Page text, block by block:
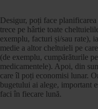
Desigur, poți face
trece pe hârtie toate
exemplu, facturi și/sau rate),
medie a altor cheltuieli pe
(de exemplu, cumpărăturile
medicamentele). Apoi, din
care îl poți economisi lunar.
bugetului ai alege, important
faci în fiecare lună.